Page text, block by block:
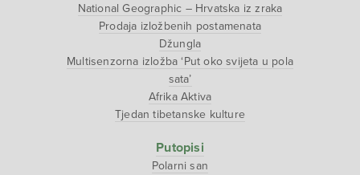
National Geographic – Hrvatska iz zraka
Prodaja izložbenih postamenata
Džungla
Multisenzorna izložba ‘Put oko svijeta u pola
sata’
Afrika Aktiva
Tjedan tibetanske kulture
Putopisi
Polarni san